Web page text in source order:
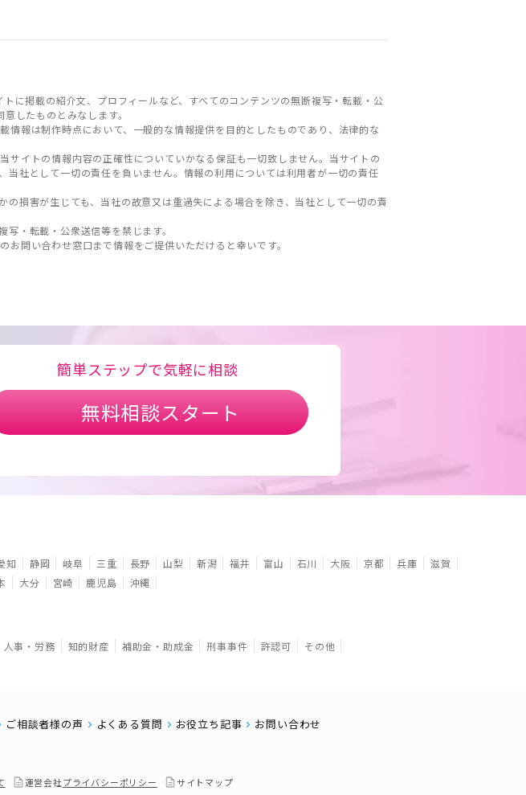
に掲載の紹介文、プロフィールなど、すべてのコンテンツの無断複写・転載・公
したものとみなします。
報は制作時点において、一般的な情報提供を目的としたものであり、法律的な
イトの情報内容の正確性についていかなる保証も一切致しません。当サイトの
社として一切の責任を負いません。情報の利用については利用者が一切の責任
損害が生じても、当社の故意又は重過失による場合を除き、当社として一切の責
・転載・公衆送信等を禁じます。
問い合わせ窓口まで情報をご提供いただけると幸いです。
簡単ステップで気軽に相談
無料相談スタート
知 静岡 岐阜 三重 長野 山梨 新潟 福井 富山 石川 大阪 京都 兵庫
滋賀
大分 宮崎 鹿児島 沖縄
人事・労務 知的財産 補助金・助成金 刑事事件 許認可 その他
ご相談者様の声 よくある質問 お役立ち記事 お問い合わせ
運営会社プライバシーポリシー サイトマップ